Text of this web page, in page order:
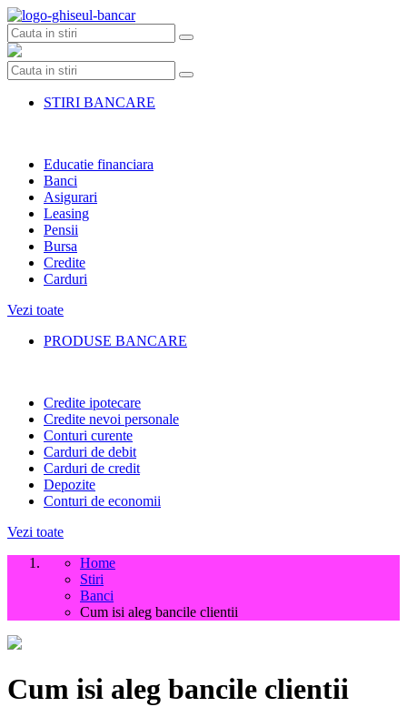
Skip
to
content
STIRI BANCARE
Educatie financiara
Banci
Asigurari
Leasing
Pensii
Bursa
Credite
Carduri
Vezi toate
PRODUSE BANCARE
Credite ipotecare
Credite nevoi personale
Conturi curente
Carduri de debit
Carduri de credit
Depozite
Conturi de economii
Vezi toate
Home
Stiri
Banci
Cum isi aleg bancile clientii
Cum isi aleg bancile clientii